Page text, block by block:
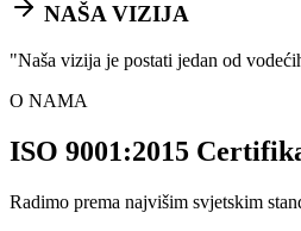
NAŠA VIZIJA
"Naša vizija je postati jedan od
O NAMA
ISO 9001:2015
Radimo prema najvišim svjetskim